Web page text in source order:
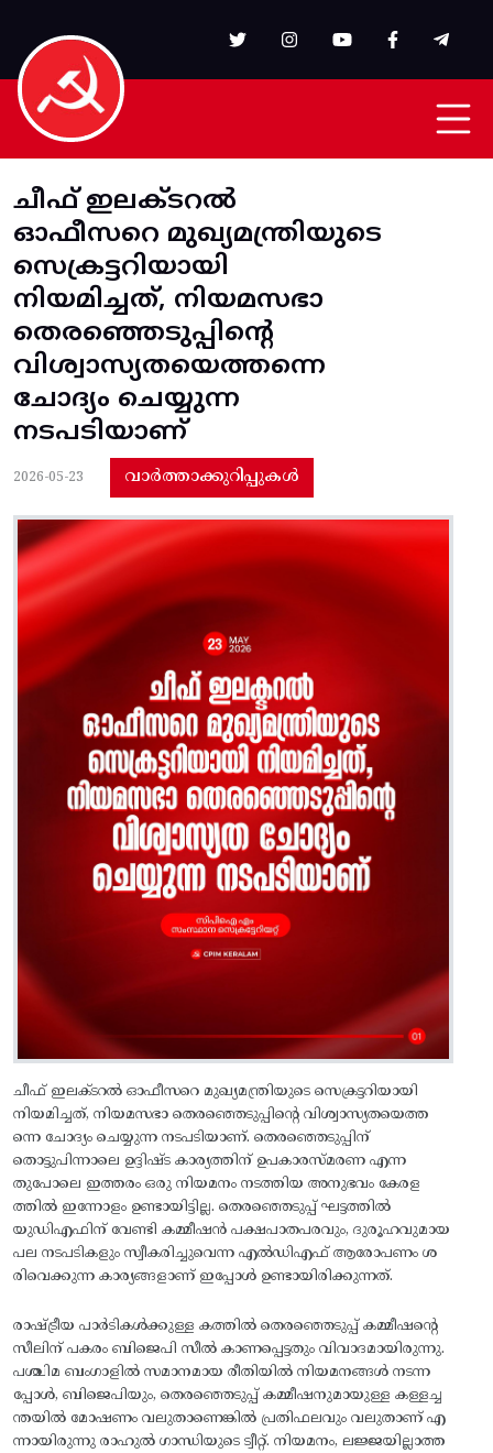
ചീഫ്‌ ഇലക്ടറല്‍
ഓഫീസറെ മുഖ്യമന്ത്രിയുടെ
സെക്രട്ടറിയായി
നിയമിച്ചത്‌, നിയമസഭാ
തെരഞ്ഞെടുപ്പിന്റെ
വിശ്വാസ്യതയെത്തന്നെ
ചോദ്യം ചെയ്യുന്ന
നടപടിയാണ്
2026-05-23 വാർത്താക്കുറിപ്പുകൾ
ചീഫ്‌ ഇലക്ടറല്‍ ഓഫീസറെ മുഖ്യമന്ത്രിയുടെ സെക്രട്ടറിയായി
നിയമിച്ചത്‌, നിയമസഭാ തെരഞ്ഞെടുപ്പിന്റെ വിശ്വാസ്യതയെത്ത
ന്നെ ചോദ്യം ചെയ്യുന്ന നടപടിയാണ്. തെരഞ്ഞെടുപ്പിന്‌
തൊട്ടുപിന്നാലെ ഉദ്ദിഷ്ട കാര്യത്തിന്‌ ഉപകാരസ്‌മരണ എന്ന
തുപോലെ ഇത്തരം ഒരു നിയമനം നടത്തിയ അനുഭവം കേരള
ത്തില്‍ ഇന്നോളം ഉണ്ടായിട്ടില്ല. തെരഞ്ഞെടുപ്പ്‌ ഘട്ടത്തില്‍
യുഡിഎഫിന്‌ വേണ്ടി കമ്മീഷന്‍ പക്ഷപാതപരവും, ദുരൂഹവുമായ
പല നടപടികളും സ്വീകരിച്ചുവെന്ന എല്‍ഡിഎഫ്‌ ആരോപണം ശ
രിവെക്കുന്ന കാര്യങ്ങളാണ്‌ ഇപ്പോള്‍ ഉണ്ടായിരിക്കുന്നത്‌.
രാഷ്ട്രീയ പാര്‍ടികള്‍ക്കുള്ള കത്തില്‍ തെരഞ്ഞെടുപ്പ്‌ കമ്മീഷന്റെ
സീലിന്‌ പകരം ബിജെപി സീല്‍ കാണപ്പെട്ടതും വിവാദമായിരുന്നു.
പശ്ചിമ ബംഗാളില്‍ സമാനമായ രീതിയില്‍ നിയമനങ്ങള്‍ നടന്ന
പ്പോള്‍, ബിജെപിയും, തെരഞ്ഞെടുപ്പ്‌ കമ്മീഷനുമായുള്ള കള്ളച്ച
ന്തയില്‍ മോഷണം വലുതാണെങ്കില്‍ പ്രതിഫലവും വലുതാണ്‌ എ
ന്നായിരുന്നു രാഹുല്‍ ഗാന്ധിയുടെ ട്വീറ്റ്‌. നിയമനം, ലജ്ജയില്ലാത്ത